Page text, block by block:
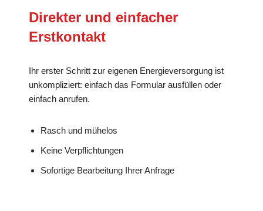
Direkter und einfacher
Erstkontakt
Ihr erster Schritt zur eigenen Energieversorgung ist
unkompliziert: einfach das Formular ausfüllen oder
einfach anrufen.
Rasch und mühelos
Keine Verpflichtungen
Sofortige Bearbeitung Ihrer Anfrage